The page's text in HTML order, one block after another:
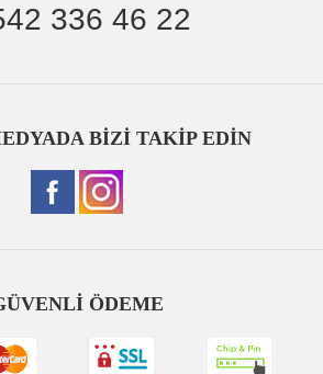
336 46 22
BİZİ TAKİP EDİN
ÖDEME